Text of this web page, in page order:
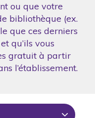
ou que votre
bibliothèque (ex.
que ces derniers
qu’ils vous
gratuit à partir
l’établissement.